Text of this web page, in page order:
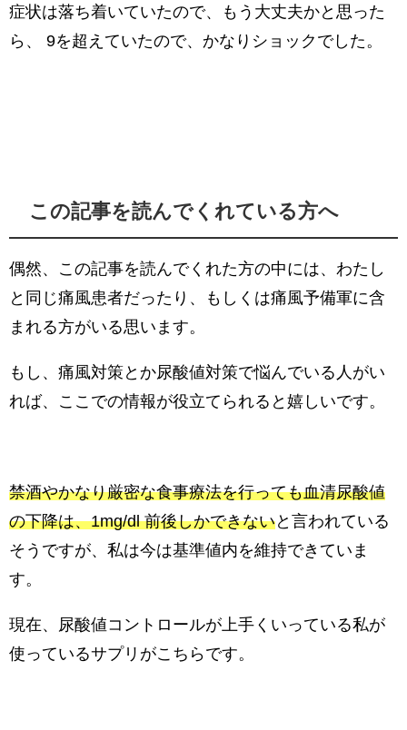
症状は落ち着いていたので、もう大丈夫かと思った
ら、 9を超えていたので、かなりショックでした。
この記事を読んでくれている方へ
偶然、この記事を読んでくれた方の中には、わたし
と同じ痛風患者だったり、もしくは痛風予備軍に含
まれる方がいる思います。
もし、痛風対策とか尿酸値対策で悩んでいる人がい
れば、ここでの情報が役立てられると嬉しいです。
禁酒やかなり厳密な食事療法を行っても血清尿酸値
の下降は、1mg/dl 前後しかできないと言われている
そうですが、私は今は基準値内を維持できていま
す。
現在、尿酸値コントロールが上手くいっている私が
使っているサプリがこちらです。